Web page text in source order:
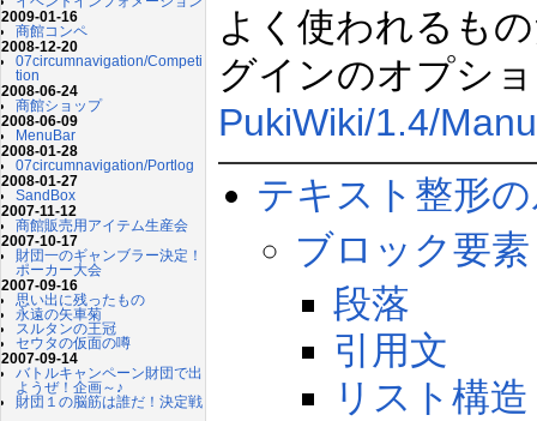
2009-01-16
商館コンペ
2008-12-20
07circumnavigation/Competi
tion
2008-06-24
商館ショップ
2008-06-09
MenuBar
2008-01-28
07circumnavigation/Portlog
2008-01-27
SandBox
2007-11-12
商館販売用アイテム生産会
2007-10-17
財団一のギャンブラー決定！
ポーカー大会
2007-09-16
思い出に残ったもの
永遠の矢車菊
スルタンの王冠
セウタの仮面の噂
2007-09-14
バトルキャンペーン財団で出
ようぜ！企画～♪
財団１の脳筋は誰だ！決定戦
よく使われるも
グインのオプシ
PukiWiki/1.4/
テキスト整形
ブロック要素
段落
引用文
リスト構造